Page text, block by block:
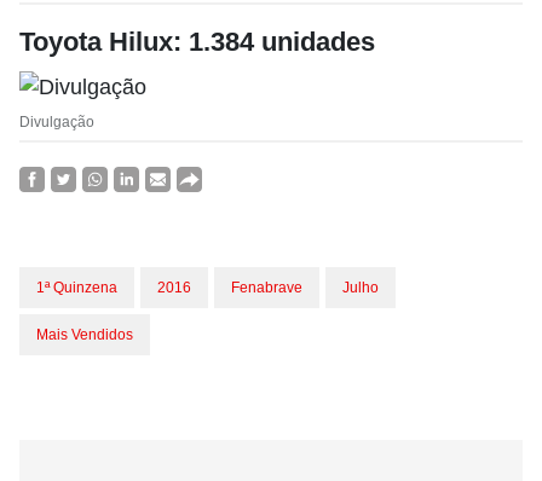
Toyota Hilux: 1.384 unidades
Divulgação
1ª Quinzena 2016 Fenabrave Julho
Mais Vendidos